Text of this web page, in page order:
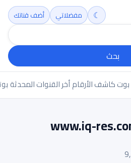
بحث
☾ مفضلاتي أضف قناتك
بوت كاشف الأرقامأخر القنوات المحدثة